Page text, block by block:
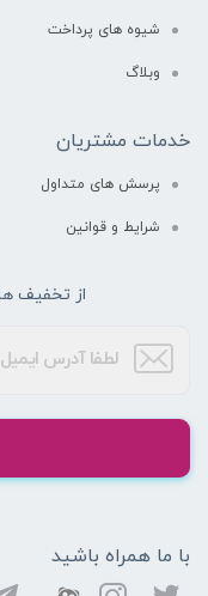
شیوه های پرداخت
وبلاگ
خدمات مشتریان
پرسش های متداول
شرایط و قوانین
از تخفیف
با ما همراه باشید